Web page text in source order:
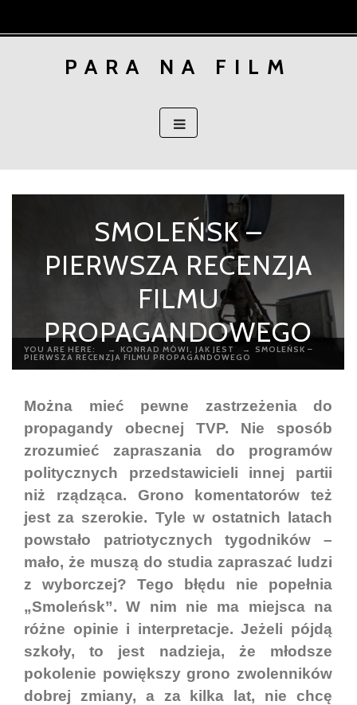
to
PARA NA FILM
YOU ARE HERE: → KONRAD MÓWI, JAK JEST → SMOLEŃSK –
PIERWSZA RECENZJA FILMU PROPAGANDOWEGO
SMOLEŃSK –
PIERWSZA RECENZJA
FILMU
PROPAGANDOWEGO
Można mieć pewne zastrzeżenia do
propagandy obecnej TVP. Nie sposób
zrozumieć zapraszania do programów
politycznych przedstawicieli innej partii
niż rządząca. Grono komentatorów też
jest za szerokie. Tyle w ostatnich latach
powstało patriotycznych tygodników –
mało, że muszą do studia zapraszać ludzi
z wyborczej? Tego błędu nie popełnia
„Smoleńsk”. W nim nie ma miejsca na
różne opinie i interpretacje. Jeżeli pójdą
szkoły, to jest nadzieja, że młodsze
pokolenie powiększy grono zwolenników
dobrej zmiany, a za kilka lat, nie chcę